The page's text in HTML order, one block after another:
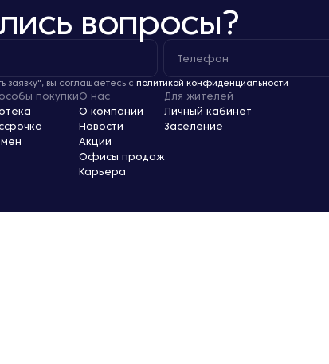
вопросы?
заявку", вы соглашаетесь с политикой конфиденциальности
покупкиО нас
О компании
Новости
Акции
Офисы продаж
Карьера
Для жителей
Личный кабинет
Заселение